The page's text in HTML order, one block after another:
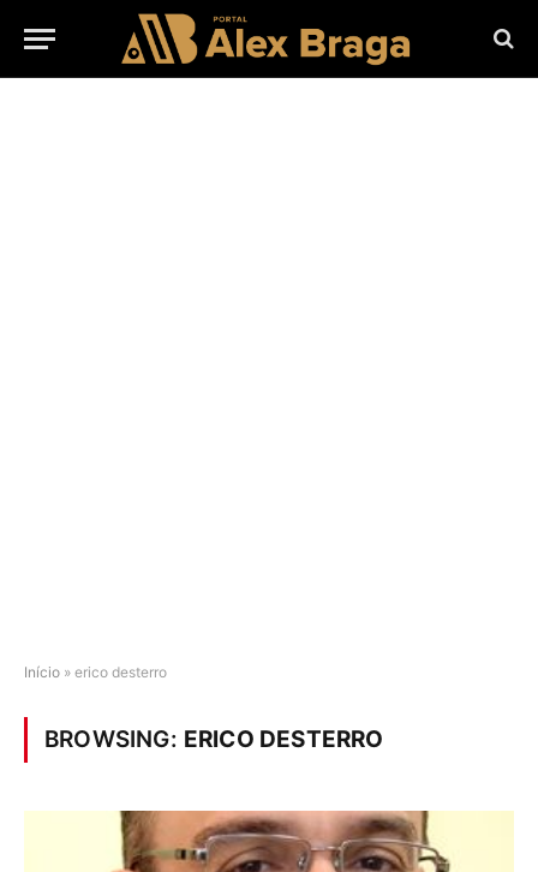
Início » erico desterro
BROWSING: ERICO DESTERRO